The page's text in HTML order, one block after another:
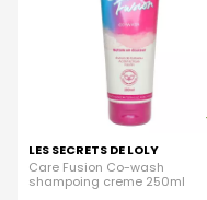
LES SECRETS DE LOLY
Care Fusion Co-wash
shampoing creme 250ml